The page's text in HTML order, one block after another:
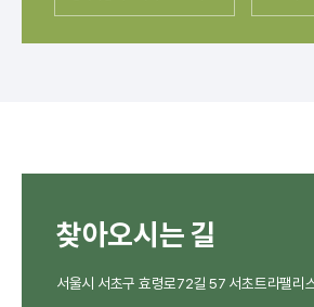
찾아오시는 길
서울시 서초구 효령로72길 57 서초트라팰리